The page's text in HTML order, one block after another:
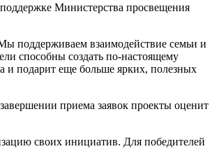
Министерства просвещения
поддерживаем взаимодействие семьи и
способны создать по-настоящему
и подарит еще больше ярких, полезных
приема заявок проекты оценит
своих инициатив. Для победителей